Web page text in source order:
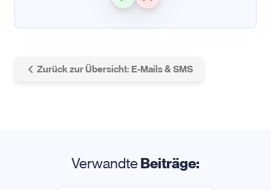
Zurück zur Übersicht: E-Mails & SMS
VerwandteBeiträge: